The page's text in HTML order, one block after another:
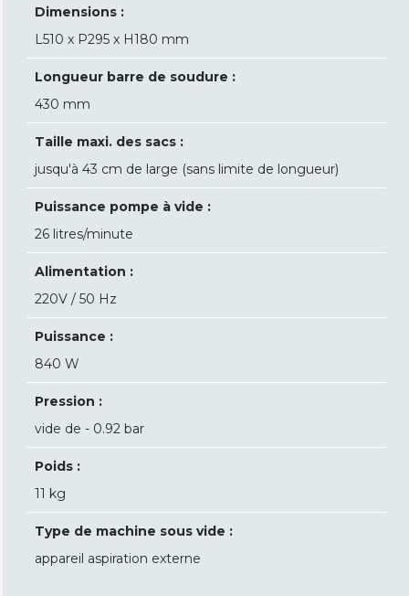
Dimensions :
L510 x P295 x H180 mm
Longueur barre de soudure :
430 mm
Taille maxi. des sacs :
jusqu'à 43 cm de large (sans limite de longueur)
Puissance pompe à vide :
26 litres/minute
Alimentation :
220V / 50 Hz
Puissance :
840 W
Pression :
vide de - 0.92 bar
Poids :
11 kg
Type de machine sous vide :
appareil aspiration externe